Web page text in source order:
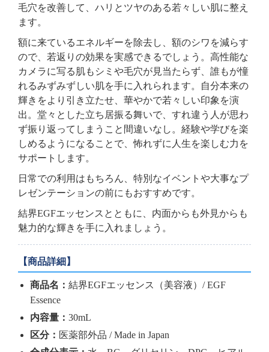
毛穴を改善して、ハリとツヤのある若々しい肌に整え
ます。
額に来ているエネルギーを除去し、額のシワを減らす
ので、若返りの効果を実感できるでしょう。高性能な
カメラに写る肌もシミや毛穴が見当たらず、誰もが憧
れるみずみずしい肌を手に入れられます。自分本来の
輝きをより引き立たせ、華やかで若々しい印象を演
出。堂々とした立ち居振る舞いで、すれ違う人が思わ
ず振り返ってしまうこと間違いなし。経験や学びを楽
しめるようになることで、怖れずに人生を楽しむ力を
サポートします。
日常での利用はもちろん、特別なイベントや大事なプ
レゼンテーションの前にもおすすめです。
結界EGFエッセンスとともに、内面からも外見からも
魅力的な輝きを手に入れましょう。
【商品詳細】
商品名： 結界EGFエッセンス（美容液）/ EGF
Essence
内容量： 30mL
区分： 医薬部外品 / Made in Japan